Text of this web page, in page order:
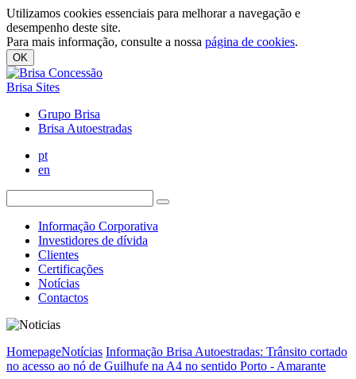
Utilizamos cookies essenciais para melhorar a navegação e
desempenho deste site.
Para mais informação, consulte a nossa página de cookies.
OK
Brisa Sites
Grupo Brisa
Brisa Autoestradas
pt
en
Informação Corporativa
Investidores de dívida
Clientes
Certificações
Notícias
Contactos
HomepageNotícias Informação Brisa Autoestradas: Trânsito cortado
no acesso ao nó de Guilhufe na A4 no sentido Porto - Amarante